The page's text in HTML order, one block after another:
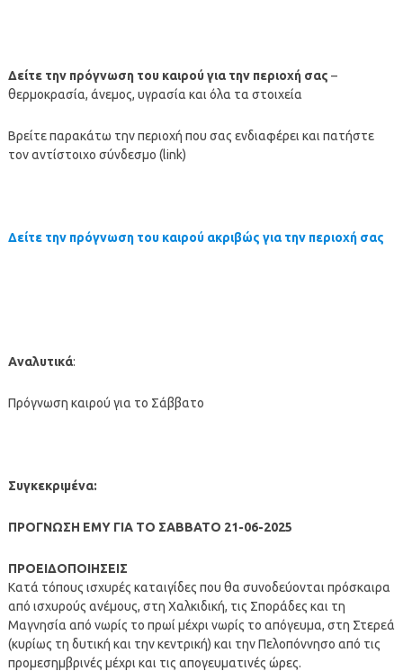
Δείτε την πρόγνωση του καιρού για την περιοχή σας –
θερμοκρασία, άνεμος, υγρασία και όλα τα στοιχεία
Βρείτε παρακάτω την περιοχή που σας ενδιαφέρει και πατήστε
τον αντίστοιχο σύνδεσμο (link)
Δείτε την πρόγνωση του καιρού ακριβώς για την περιοχή σας
Αναλυτικά:
Πρόγνωση καιρού για το Σάββατο
Συγκεκριμένα:
ΠΡΟΓΝΩΣΗ ΕΜΥ ΓΙΑ ΤΟ ΣΑΒΒΑΤΟ 21-06-2025
ΠΡΟΕΙΔΟΠΟΙΗΣΕΙΣ
Κατά τόπους ισχυρές καταιγίδες που θα συνοδεύονται πρόσκαιρα
από ισχυρούς ανέμους, στη Χαλκιδική, τις Σποράδες και τη
Μαγνησία από νωρίς το πρωί μέχρι νωρίς το απόγευμα, στη Στερεά
(κυρίως τη δυτική και την κεντρική) και την Πελοπόννησο από τις
προμεσημβρινές μέχρι και τις απογευματινές ώρες.